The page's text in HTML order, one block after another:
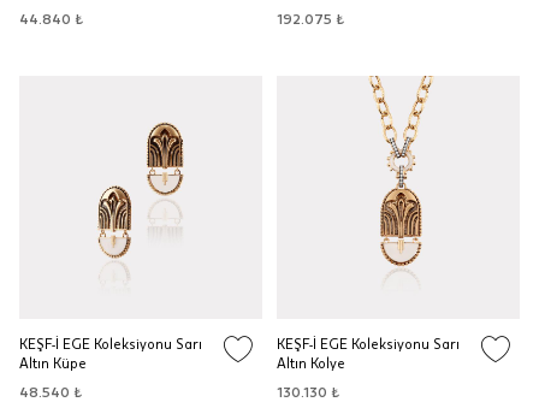
44.840 ₺
192.075 ₺
KEŞF-İ EGE Koleksiyonu Sarı
Altın Küpe
48.540 ₺
KEŞF-İ EGE Koleksiyonu Sarı
Altın Kolye
130.130 ₺